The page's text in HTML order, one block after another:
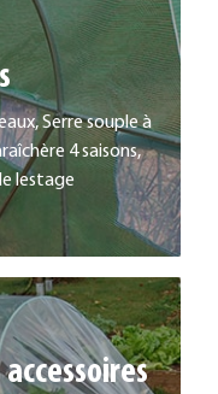
Serre souple à
4 saisons,
lestage